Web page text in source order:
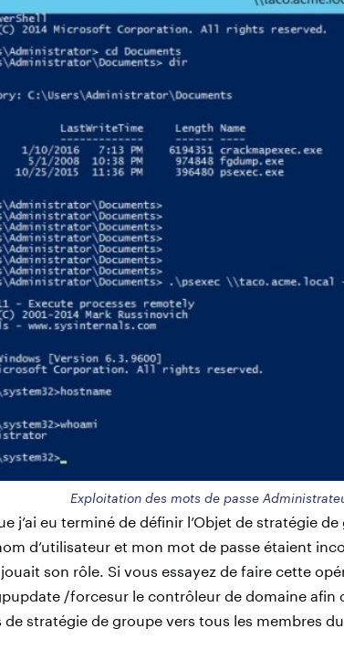
Exploitation des mots de passe
j’ai eu terminé de définir l’Objet de stratégie
d’utilisateur et mon mot de passe étaient
son rôle. Si vous essayez de faire cette
/forcesur le contrôleur de domaine afin
de stratégie de groupe vers tous les membres